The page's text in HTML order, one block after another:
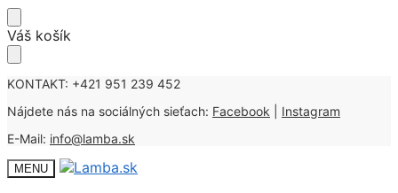
Skip
to
Skip
to
Váš košík
KONTAKT: +421 951 239 452
Nájdete nás na sociálných sieťach: Facebook
Instagram
E-Mail: info@lamba.sk
MENU